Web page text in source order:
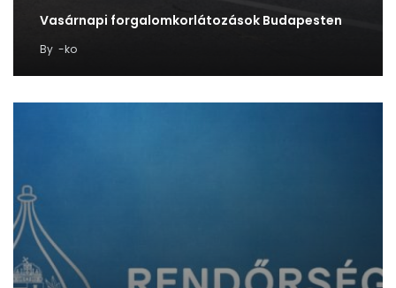
Vasárnapi forgalomkorlátozások Budapesten
By -ko